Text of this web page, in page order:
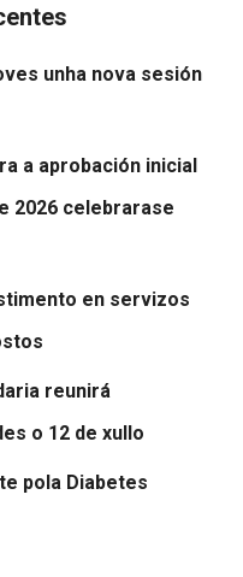
unha nova sesión
a aprobación inicial
2026 celebrarase
en servizos
reunirá
o 12 de xullo
pola Diabetes